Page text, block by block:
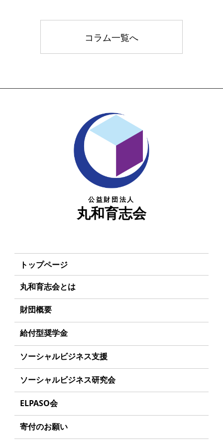
コラム一覧へ
公益財団法人
丸和育志会
トップページ
丸和育志会とは
理事長あいさつ
丸和育志会の目指す未来
学生のみなさんへ
起業を考えているみなさんへ
応援したいみなさんへ
財団概要
理念
沿革
組織
年間スケジュール
定款
給付型奨学金
事業方針
給付型奨学金とは
ソーシャルビジネス支援
事業方針
ソーシャルビジネスとは
ソーシャルビジネス研究会
研究会のねらい
研究会一覧
ELPASO会
ELPASO会とは
寄付のお願い